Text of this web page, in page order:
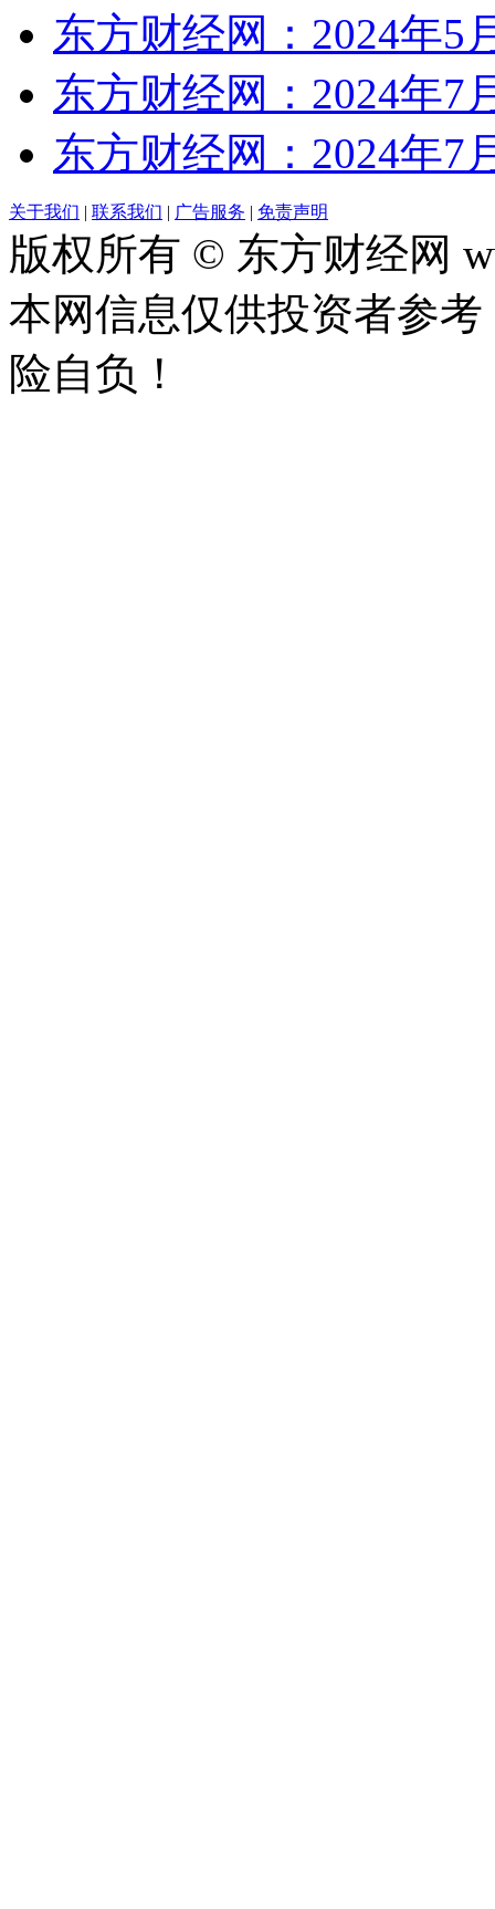
东方财经网：2024年5
东方财经网：2024年7
东方财经网：2024年7
关于我们 | 联系我们 | 广告服务 | 免责声明
版权所有 © 东方财经网
本网信息仅供投资者参
险自负！